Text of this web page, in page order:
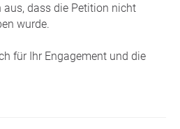
dass die Petition nicht
wurde.
für Ihr Engagement und die